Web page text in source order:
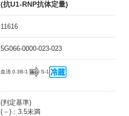
(抗U1-RNP抗体定量)
11616
5G066-0000-023-023
血清 0.3B-1 S-1
(判定基準)
(－)：3.5未満